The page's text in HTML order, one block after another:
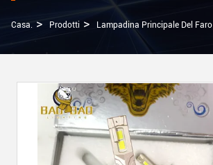
Casa. > Prodotti > Lampadina Principale Del Faro